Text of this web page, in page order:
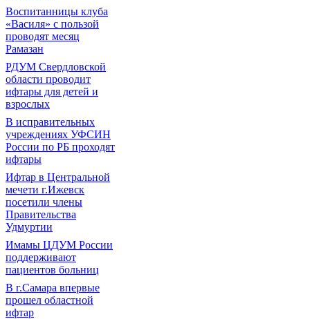
Воспитанницы клуба
«Василя» с пользой
проводят месяц
Рамазан
РДУМ Свердловской
области проводит
ифтары для детей и
взрослых
В исправительных
учреждениях УФСИН
России по РБ проходят
ифтары
Ифтар в Центральной
мечети г.Ижевск
посетили члены
Правительства
Удмуртии
Имамы ЦДУМ России
поддерживают
пациентов больниц
В г.Самара впервые
прошел областной
ифтар